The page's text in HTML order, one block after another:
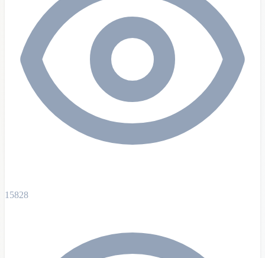
15828